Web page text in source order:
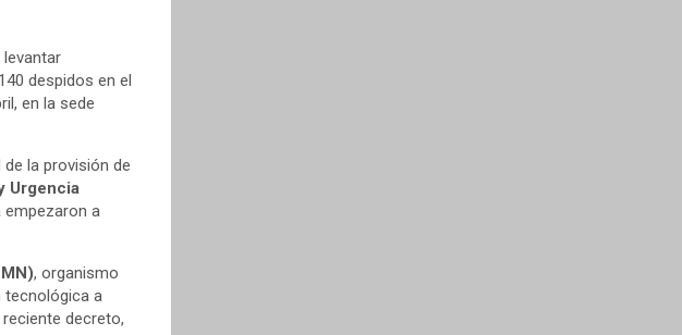
levantar
despidos en el
en la sede
la provisión de
Urgencia
empezaron a
, organismo
tecnológica a
decreto,